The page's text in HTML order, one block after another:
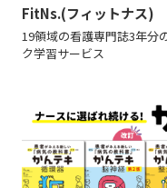
FitNs.(フィットナス)
19領域の看護専門誌3年分
ク学習サービス